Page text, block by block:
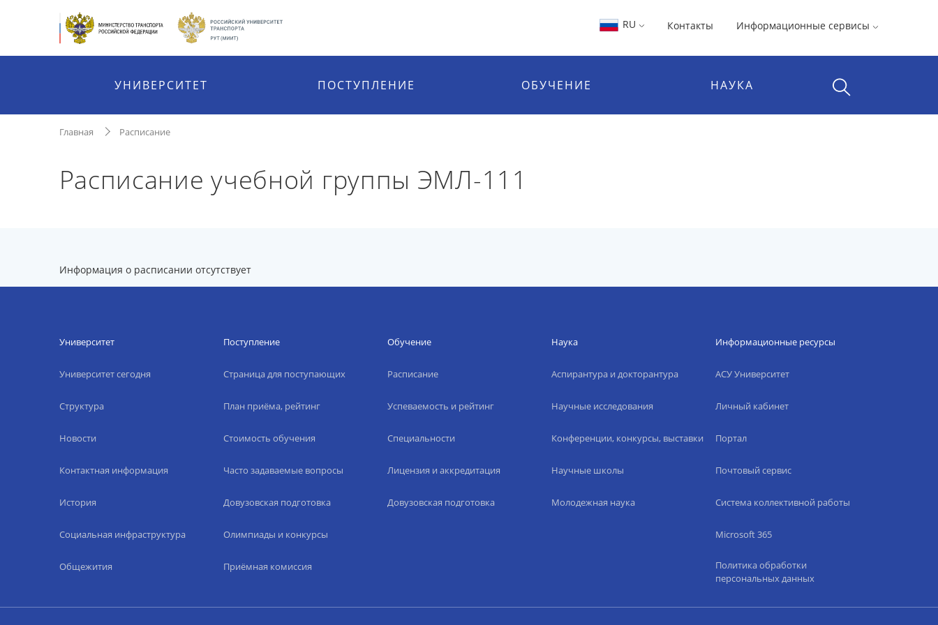
RU Контакты Информационные сервисы
УНИВЕРСИТЕТ ПОСТУПЛЕНИЕ ОБУЧЕНИЕ НАУКА
Главная Расписание
Расписание учебной группы ЭМЛ-111
Информация о расписании отсутствует
Университет
Университет сегодня
Структура
Новости
Контактная информация
История
Социальная инфраструктура
Общежития
Поступление
Страница для поступающих
План приёма, рейтинг
Стоимость обучения
Часто задаваемые вопросы
Довузовская подготовка
Олимпиады и конкурсы
Приёмная комиссия
Обучение
Расписание
Успеваемость и рейтинг
Специальности
Лицензия и аккредитация
Довузовская подготовка
Наука
Аспирантура и докторантура
Научные исследования
Конференции, конкурсы, выставки
Научные школы
Молодежная наука
Информационные ресурсы
АСУ Университет
Личный кабинет
Портал
Почтовый сервис
Система коллективной работы
Microsoft 365
Политика обработки
персональных данных